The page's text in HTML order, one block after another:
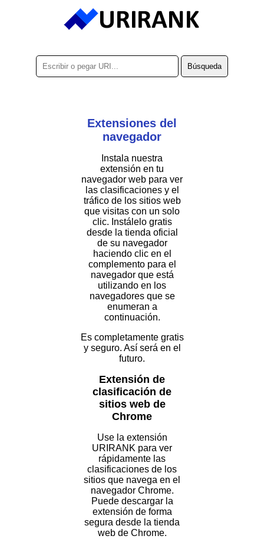
Extensiones del
navegador
Instala nuestra
extensión en tu
navegador web para ver
las clasificaciones y el
tráfico de los sitios web
que visitas con un solo
clic. Instálelo gratis
desde la tienda oficial
de su navegador
haciendo clic en el
complemento para el
navegador que está
utilizando en los
navegadores que se
enumeran a
continuación.
Es completamente gratis
y seguro. Así será en el
futuro.
Extensión de
clasificación de
sitios web de
Chrome
Use la extensión
URIRANK para ver
rápidamente las
clasificaciones de los
sitios que navega en el
navegador Chrome.
Puede descargar la
extensión de forma
segura desde la tienda
web de Chrome.